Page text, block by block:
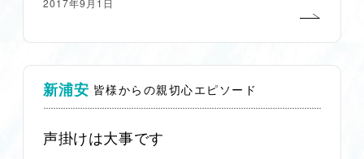
新浦安 皆様からの親切心エピソード
声掛けは大事です